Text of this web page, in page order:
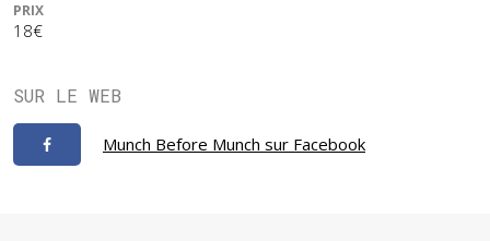
PRIX
18€
SUR LE WEB
Munch Before Munch sur Facebook